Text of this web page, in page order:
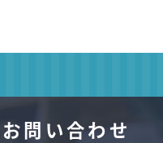
お問い合わせ